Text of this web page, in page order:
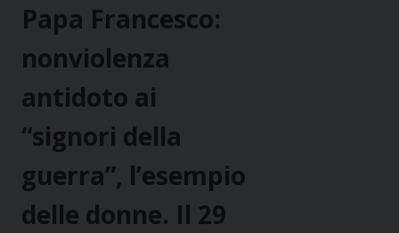
Papa Francesco:
nonviolenza
antidoto ai
“signori della
guerra”, l’esempio
delle donne. Il 29